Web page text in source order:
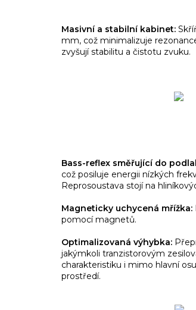
Masivní a stabilní kabinet:
mm, což minimalizuje
zvyšují stabilitu a čistotu zvuku.
Bass-reflex směřující do
což posiluje energii nízkých
Reprosoustava stojí na
Magneticky uchycená mřížka:
pomocí magnetů.
Optimalizovaná výhybka:
jakýmkoli tranzistorovým
charakteristiku i mimo hlavní
prostředí.